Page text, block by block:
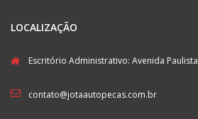
LOCALIZAÇÃO
Escritório Administrativo: Avenida Paulista
contato@jotaautopecas.com.br